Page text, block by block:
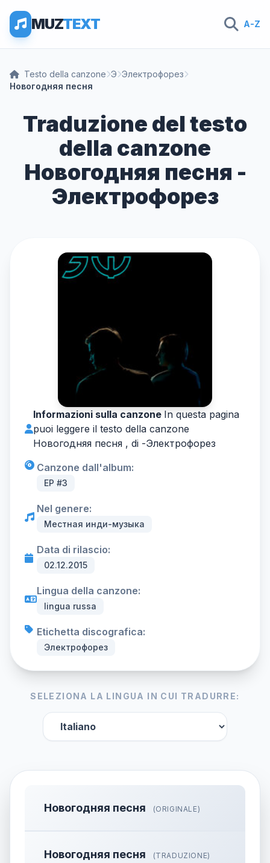
MUZTEXT A-Z
Testo della canzone Э Электрофорез
Новогодняя песня
Traduzione del testo
della canzone
Новогодняя песня -
Электрофорез
Informazioni sulla canzone In questa pagina
puoi leggere il testo della canzone
Новогодняя песня , di -Электрофорез
Canzone dall'album:
EP #3
Nel genere:
Местная инди-музыка
Data di rilascio:
02.12.2015
Lingua della canzone:
lingua russa
Etichetta discografica:
Электрофорез
SELEZIONA LA LINGUA IN CUI TRADURRE:
Новогодняя песня (ORIGINALE)
Новогодняя песня (TRADUZIONE)